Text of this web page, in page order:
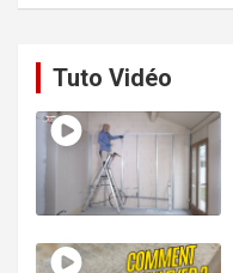
Tuto Vidéo